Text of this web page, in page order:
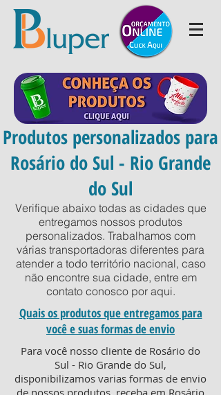
Produtos personalizados para
Rosário do Sul - Rio Grande
do Sul
Verifique abaixo todas as cidades que
entregamos nossos produtos
personalizados. Trabalhamos com
várias transportadoras diferentes para
atender a todo território nacional, caso
não encontre sua cidade, entre em
contato conosco por aqui.
Para você nosso cliente de Rosário do
Sul - Rio Grande do Sul,
disponibilizamos varias formas de envio
de nossos produtos, receba em Rosário
Quais os produtos que entregamos para
você e suas formas de envio